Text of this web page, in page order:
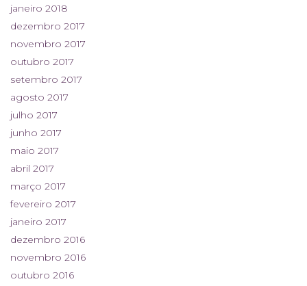
janeiro 2018
dezembro 2017
novembro 2017
outubro 2017
setembro 2017
agosto 2017
julho 2017
junho 2017
maio 2017
abril 2017
março 2017
fevereiro 2017
janeiro 2017
dezembro 2016
novembro 2016
outubro 2016